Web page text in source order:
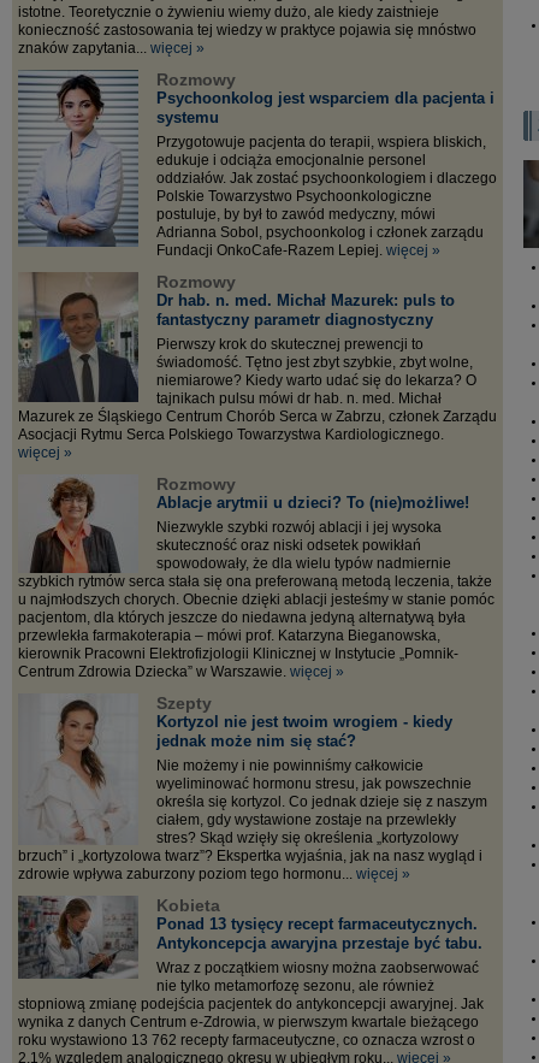
istotne. Teoretycznie o żywieniu wiemy dużo, ale kiedy zaistnieje
konieczność zastosowania tej wiedzy w praktyce pojawia się mnóstwo
znaków zapytania... więcej »
Rozmowy
Psychoonkolog jest wsparciem dla pacjenta i
systemu
Przygotowuje pacjenta do terapii, wspiera bliskich,
edukuje i odciąża emocjonalnie personel
oddziałów. Jak zostać psychoonkologiem i dlaczego
Polskie Towarzystwo Psychoonkologiczne
postuluje, by był to zawód medyczny, mówi
Adrianna Sobol, psychoonkolog i członek zarządu
Fundacji OnkoCafe-Razem Lepiej. więcej »
Rozmowy
Dr hab. n. med. Michał Mazurek: puls to
fantastyczny parametr diagnostyczny
Pierwszy krok do skutecznej prewencji to
świadomość. Tętno jest zbyt szybkie, zbyt wolne,
niemiarowe? Kiedy warto udać się do lekarza? O
tajnikach pulsu mówi dr hab. n. med. Michał
Mazurek ze Śląskiego Centrum Chorób Serca w Zabrzu, członek Zarządu
Asocjacji Rytmu Serca Polskiego Towarzystwa Kardiologicznego.
więcej »
Rozmowy
Ablacje arytmii u dzieci? To (nie)możliwe!
Niezwykle szybki rozwój ablacji i jej wysoka
skuteczność oraz niski odsetek powikłań
spowodowały, że dla wielu typów nadmiernie
szybkich rytmów serca stała się ona preferowaną metodą leczenia, także
u najmłodszych chorych. Obecnie dzięki ablacji jesteśmy w stanie pomóc
pacjentom, dla których jeszcze do niedawna jedyną alternatywą była
przewlekła farmakoterapia – mówi prof. Katarzyna Bieganowska,
kierownik Pracowni Elektrofizjologii Klinicznej w Instytucie „Pomnik-
Centrum Zdrowia Dziecka” w Warszawie. więcej »
Szepty
Kortyzol nie jest twoim wrogiem - kiedy
jednak może nim się stać?
Nie możemy i nie powinniśmy całkowicie
wyeliminować hormonu stresu, jak powszechnie
określa się kortyzol. Co jednak dzieje się z naszym
ciałem, gdy wystawione zostaje na przewlekły
stres? Skąd wzięły się określenia „kortyzolowy
brzuch” i „kortyzolowa twarz”? Ekspertka wyjaśnia, jak na nasz wygląd i
zdrowie wpływa zaburzony poziom tego hormonu... więcej »
Kobieta
Ponad 13 tysięcy recept farmaceutycznych.
Antykoncepcja awaryjna przestaje być tabu.
Wraz z początkiem wiosny można zaobserwować
nie tylko metamorfozę sezonu, ale również
stopniową zmianę podejścia pacjentek do antykoncepcji awaryjnej. Jak
wynika z danych Centrum e-Zdrowia, w pierwszym kwartale bieżącego
roku wystawiono 13 762 recepty farmaceutyczne, co oznacza wzrost o
2,1% względem analogicznego okresu w ubiegłym roku... więcej »